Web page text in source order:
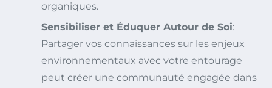
organiques.
Sensibiliser et Éduquer Autour de Soi:
Partager vos connaissances sur les enjeux
environnementaux avec votre entourage
peut créer une communauté engagée dans